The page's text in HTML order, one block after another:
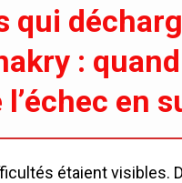
qui
:
en
étaient visibles.